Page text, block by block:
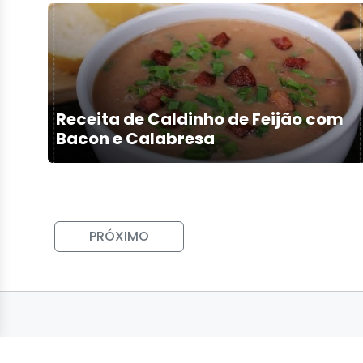
Receita de Caldinho de Feijão com
Bacon e Calabresa
PRÓXIMO